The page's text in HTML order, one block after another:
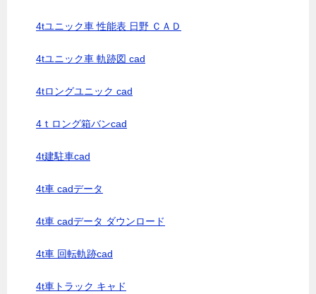
4tユニック車 性能表 日野 ＣＡＤ
4tユニック車 軌跡図 cad
4tロングユニック cad
4ｔロング箱バンcad
4t建駐車cad
4t車 cadデータ
4t車 cadデータ ダウンロード
4t車 回転軌跡cad
4t車トラック キャド